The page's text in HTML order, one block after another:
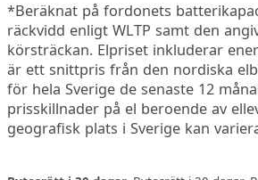
*Beräknat på fordonets
räckvidd enligt WLTP samt den
körsträckan. Elpriset inkluderar
är ett snittpris från den nordiska
för hela Sverige de senaste 12
prisskillnader på el beroende av
geografisk plats i Sverige kan